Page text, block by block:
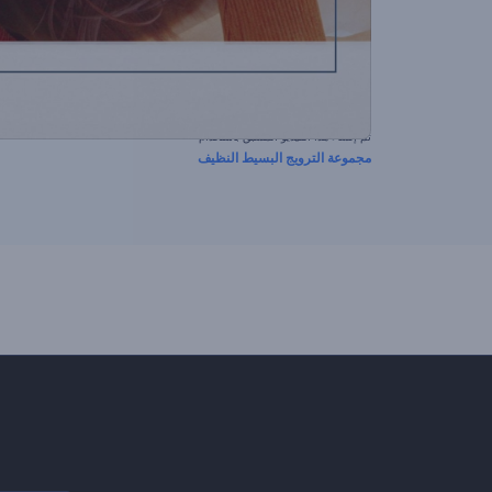
تم إنشاء هذا الفيديو المسبق باستخدام
مجموعة الترويج البسيط النظيف